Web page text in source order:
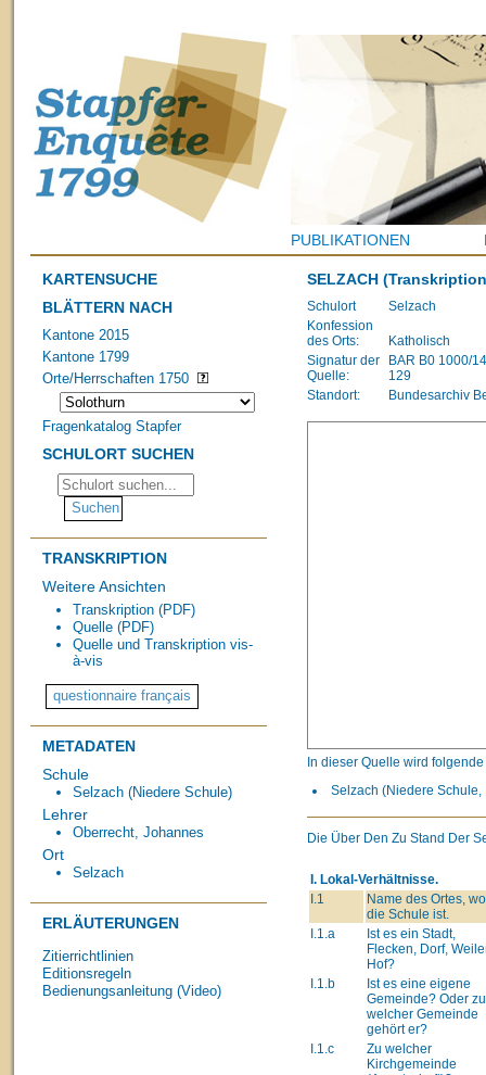
PUBLIKATIONEN
KARTENSUCHE
BLÄTTERN NACH
Kantone 2015
Kantone 1799
Orte/Herrschaften 1750
Fragenkatalog Stapfer
SCHULORT SUCHEN
TRANSKRIPTION
Weitere Ansichten
Transkription (PDF)
Quelle (PDF)
Quelle und Transkription vis-
à-vis
METADATEN
Schule
Selzach (Niedere Schule)
Lehrer
Oberrecht, Johannes
Ort
Selzach
ERLÄUTERUNGEN
Zitierrichtlinien
Editionsregeln
Bedienungsanleitung (Video)
SELZACH
Schulort
Selzach
Konfession
des Orts:
Katholisch
Signatur der
Quelle:
BAR B0 1000/
129
Standort:
Bundesarchiv
In dieser Quelle wird
Selzach (Niedere
Die Über Den Zu Stand Der
I. Lokal-Verhältnisse.
I.1
Name des Ortes, wo
die Schule ist.
I.1.a
Ist es ein Stadt,
Flecken, Dorf,
Hof?
I.1.b
Ist es eine eigene
Gemeinde? Oder zu
welcher Gemeinde
gehört er?
I.1.c
Zu welcher
Kirchgemeinde